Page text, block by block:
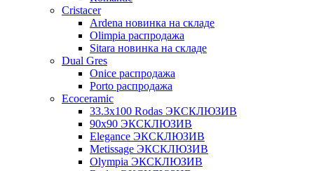
Cristacer
Ardena новинка на складе
Olimpia распродажа
Sitara новинка на складе
Dual Gres
Onice распродажа
Porto распродажа
Ecoceramic
33.3х100 Rodas ЭКСКЛЮЗИВ
90x90 ЭКСКЛЮЗИВ
Elegance ЭКСКЛЮЗИВ
Metissage ЭКСКЛЮЗИВ
Olympia ЭКСКЛЮЗИВ